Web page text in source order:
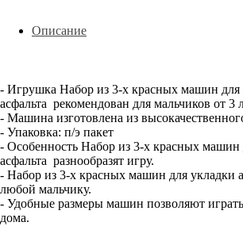
Описание
- Игрушка Набор из 3-х красных машин для
асфальта рекомендован для мальчиков от 3
- Машина изготовлена из
- Упаковка: п/э пакет
- Особенность Набор из 3-х красных машин
асфальта разнообразят игру.
- Набор из 3-х красных машин для укладки
любой мальчику.
- Удобные размеры машин позволяют
дома.